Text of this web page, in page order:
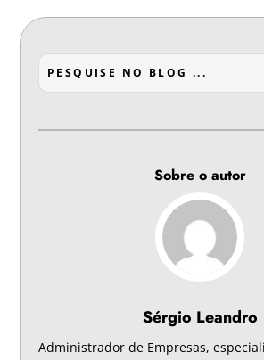
Sobre o autor
Sérgio Leandro
Administrador de Empresas,